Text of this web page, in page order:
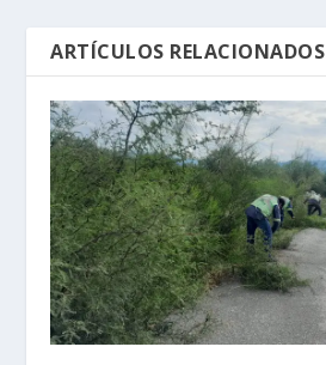
ARTÍCULOS RELACIONADOS